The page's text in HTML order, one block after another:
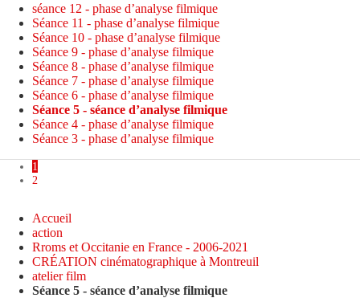
séance 12 - phase d’analyse filmique
Séance 11 - phase d’analyse filmique
Séance 10 - phase d’analyse filmique
Séance 9 - phase d’analyse filmique
Séance 8 - phase d’analyse filmique
Séance 7 - phase d’analyse filmique
Séance 6 - phase d’analyse filmique
Séance 5 - séance d’analyse filmique
Séance 4 - phase d’analyse filmique
Séance 3 - phase d’analyse filmique
1
2
Accueil
action
Rroms et Occitanie en France - 2006-2021
CRÉATION cinématographique à Montreuil
atelier film
Séance 5 - séance d’analyse filmique